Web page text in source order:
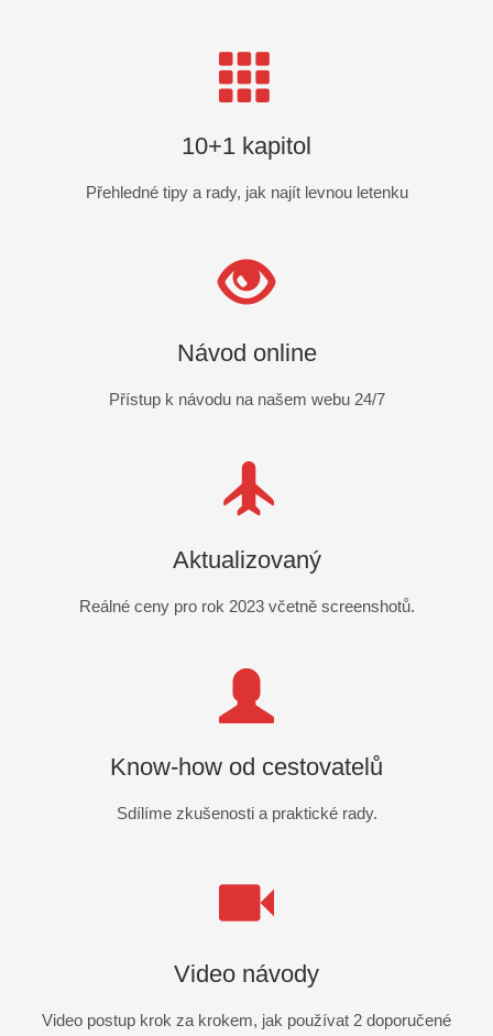
10+1 kapitol
Přehledné tipy a rady, jak najít levnou letenku
Návod online
Přístup k návodu na našem webu 24/7
Aktualizovaný
Reálné ceny pro rok 2023 včetně screenshotů.
Know-how od cestovatelů
Sdílíme zkušenosti a praktické rady.
Video návody
Video postup krok za krokem, jak používat 2 doporučené